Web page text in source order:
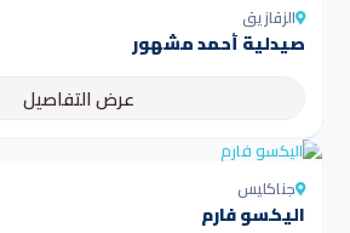
الزقازيق
صيدلية أحمد مشهور
عرض التفاصيل
جناكليس
اليكسو فارم